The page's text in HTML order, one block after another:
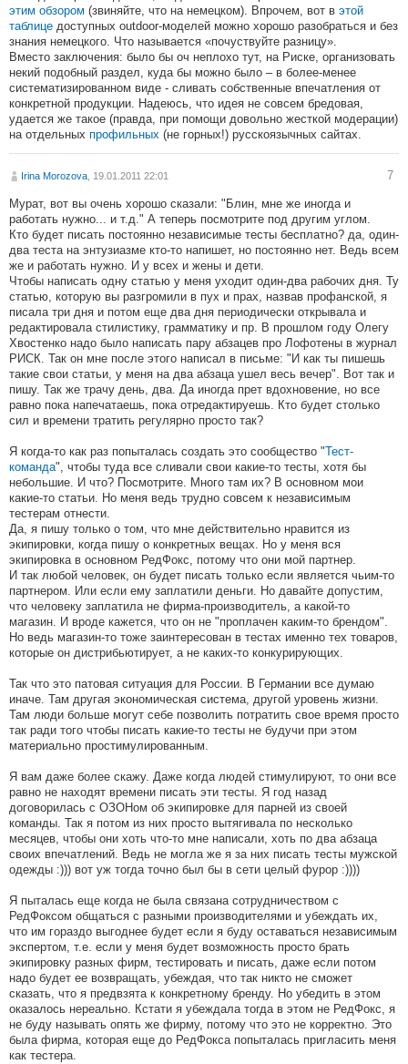
этим обзором (звиняйте, что на немецком). Впрочем, вот в этой
таблице доступных outdoor-моделей можно хорошо разобраться и без
знания немецкого. Что называется «почуствуйте разницу».
Вместо заключения: было бы оч неплохо тут, на Риске, организовать
некий подобный раздел, куда бы можно было – в более-менее
систематизированном виде - сливать собственные впечатления от
конкретной продукции. Надеюсь, что идея не совсем бредовая,
удается же такое (правда, при помощи довольно жесткой модерации)
на отдельных профильных (не горных!) русскоязычных сайтах.
Irina Morozova , 19.01.2011 22:01 7
Мурат, вот вы очень хорошо сказали: "Блин, мне же иногда и
работать нужно... и т.д." А теперь посмотрите под другим углом.
Кто будет писать постоянно независимые тесты бесплатно? да, один-
два теста на энтузиазме кто-то напишет, но постоянно нет. Ведь всем
же и работать нужно. И у всех и жены и дети.
Чтобы написать одну статью у меня уходит один-два рабочих дня. Ту
статью, которую вы разгромили в пух и прах, назвав профанской, я
писала три дня и потом еще два дня периодически открывала и
редактировала стилистику, грамматику и пр. В прошлом году Олегу
Хвостенко надо было написать пару абзацев про Лофотены в журнал
РИСК. Так он мне после этого написал в письме: "И как ты пишешь
такие свои статьи, у меня на два абзаца ушел весь вечер". Вот так и
пишу. Так же трачу день, два. Да иногда прет вдохновение, но все
равно пока напечатаешь, пока отредактируешь. Кто будет столько
сил и времени тратить регулярно просто так?
Я когда-то как раз попыталась создать это сообщество "Тест-
команда", чтобы туда все сливали свои какие-то тесты, хотя бы
небольшие. И что? Посмотрите. Много там их? В основном мои
какие-то статьи. Но меня ведь трудно совсем к независимым
тестерам отнести.
Да, я пишу только о том, что мне действительно нравится из
экипировки, когда пишу о конкретных вещах. Но у меня вся
экипировка в основном РедФокс, потому что они мой партнер.
И так любой человек, он будет писать только если является чьим-то
партнером. Или если ему заплатили деньги. Но давайте допустим,
что человеку заплатила не фирма-производитель, а какой-то
магазин. И вроде кажется, что он не "проплачен каким-то брендом".
Но ведь магазин-то тоже заинтересован в тестах именно тех товаров,
которые он дистрибьютирует, а не каких-то конкурирующих.
Так что это патовая ситуация для России. В Германии все думаю
иначе. Там другая экономическая система, другой уровень жизни.
Там люди больше могут себе позволить потратить свое время просто
так ради того чтобы писать какие-то тесты не будучи при этом
материально простимулированным.
Я вам даже более скажу. Даже когда людей стимулируют, то они все
равно не находят времени писать эти тесты. Я год назад
договорилась с ОЗОНом об экипировке для парней из своей
команды. Так я потом из них просто вытягивала по несколько
месяцев, чтобы они хоть что-то мне написали, хоть по два абзаца
своих впечатлений. Ведь не могла же я за них писать тесты мужской
одежды :))) вот уж тогда точно был бы в сети целый фурор :))))
Я пыталась еще когда не была связана сотрудничеством с
РедФоксом общаться с разными производителями и убеждать их,
что им гораздо выгоднее будет если я буду оставаться независимым
экспертом, т.е. если у меня будет возможность просто брать
экипировку разных фирм, тестировать и писать, даже если потом
надо будет ее возвращать, убеждая, что так никто не сможет
сказать, что я предвзята к конкретному бренду. Но убедить в этом
оказалось нереально. Кстати я убеждала тогда в этом не РедФокс, я
не буду называть опять же фирму, потому что это не корректно. Это
была фирма, которая еще до РедФокса попыталась пригласить меня
как тестера.